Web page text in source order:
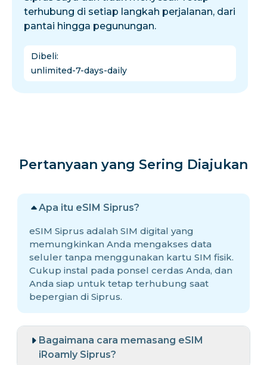
terhubung di setiap langkah perjalanan, dari
pantai hingga pegunungan.
Dibeli:
unlimited-7-days-daily
Pertanyaan yang Sering Diajukan
Apa itu eSIM Siprus?
eSIM Siprus adalah SIM digital yang
memungkinkan Anda mengakses data
seluler tanpa menggunakan kartu SIM fisik.
Cukup instal pada ponsel cerdas Anda, dan
Anda siap untuk tetap terhubung saat
bepergian di Siprus.
Bagaimana cara memasang eSIM
iRoamly Siprus?